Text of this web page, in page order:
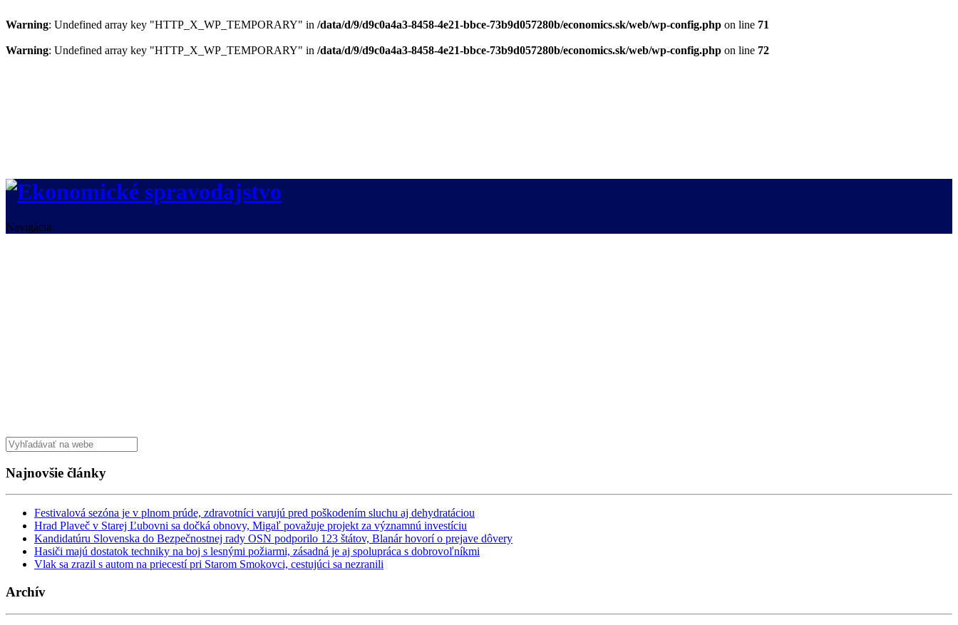
Warning: Undefined array key "HTTP_X_WP_TEMPORARY" in /data/d/9/d9c0a4a3-8458-4e21-bbce-73b9d057280b/economics.sk/web/wp-config.php on line 71
Warning: Undefined array key "HTTP_X_WP_TEMPORARY" in /data/d/9/d9c0a4a3-8458-4e21-bbce-73b9d057280b/economics.sk/web/wp-config.php on line 72
Navigácia
Najnovšie články
Festivalová sezóna je v plnom prúde, zdravotníci varujú pred poškodením sluchu aj dehydratáciou
Hrad Plaveč v Starej Ľubovni sa dočká obnovy, Migaľ považuje projekt za významnú investíciu
Kandidatúru Slovenska do Bezpečnostnej rady OSN podporilo 123 štátov, Blanár hovorí o prejave dôvery
Hasiči majú dostatok techniky na boj s lesnými požiarmi, zásadná je aj spolupráca s dobrovoľníkmi
Vlak sa zrazil s autom na priecestí pri Starom Smokovci, cestujúci sa nezranili
Archív